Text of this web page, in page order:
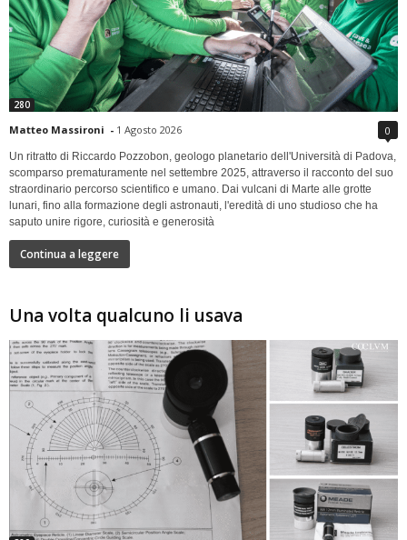
280
Matteo Massironi - 1 Agosto 2026 0
Un ritratto di Riccardo Pozzobon, geologo planetario dell'Università di Padova,
scomparso prematuramente nel settembre 2025, attraverso il racconto del suo
straordinario percorso scientifico e umano. Dai vulcani di Marte alle grotte
lunari, fino alla formazione degli astronauti, l'eredità di uno studioso che ha
saputo unire rigore, curiosità e generosità
Continua a leggere
Una volta qualcuno li usava